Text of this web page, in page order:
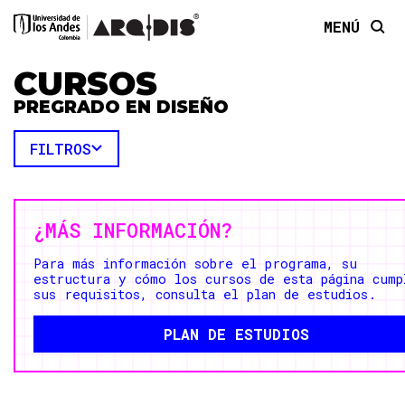
MENÚ
CURSOS
PREGRADO EN DISEÑO
FILTROS
¿MÁS INFORMACIÓN?
Para más información sobre el programa, su
estructura y cómo los cursos de esta página
sus requisitos, consulta el plan de estudios.
PLAN DE ESTUDIOS